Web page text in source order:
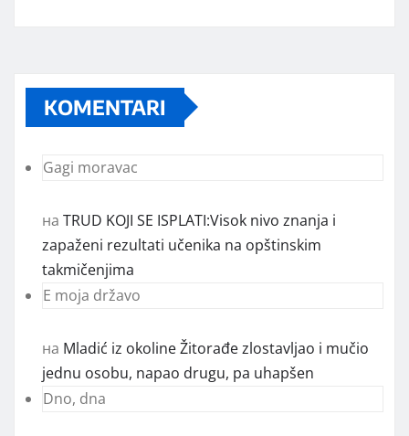
KOMENTARI
Gagi moravac
на TRUD KOJI SE ISPLATI:Visok nivo znanja i
zapaženi rezultati učenika na opštinskim
takmičenjima
E moja državo
на Mladić iz okoline Žitorađe zlostavljao i mučio
jednu osobu, napao drugu, pa uhapšen
Dno, dna